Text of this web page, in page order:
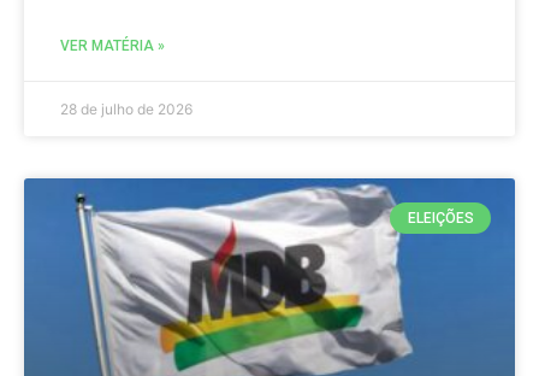
VER MATÉRIA »
28 de julho de 2026
ELEIÇÕES